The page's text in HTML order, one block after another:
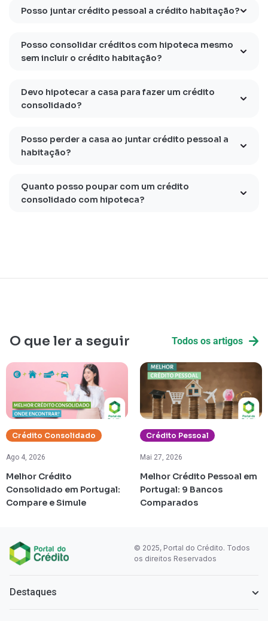
Posso juntar crédito pessoal a crédito habitação?
Posso consolidar créditos com hipoteca mesmo
sem incluir o crédito habitação?
Devo hipotecar a casa para fazer um crédito
consolidado?
Posso perder a casa ao juntar crédito pessoal a
habitação?
Quanto posso poupar com um crédito
consolidado com hipoteca?
O que ler a seguir Todos os artigos
Crédito Consolidado
Ago 4, 2026
Melhor Crédito
Consolidado em Portugal:
Compare e Simule
Crédito Pessoal
Mai 27, 2026
Melhor Crédito Pessoal em
Portugal: 9 Bancos
Comparados
© 2025, Portal do Crédito. Todos
os direitos Reservados
Destaques